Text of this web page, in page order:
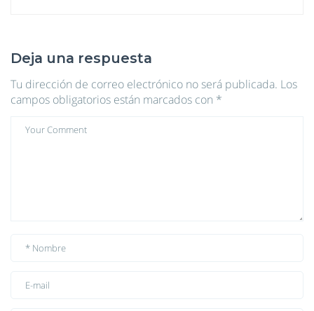
Deja una respuesta
Tu dirección de correo electrónico no será publicada. Los
campos obligatorios están marcados con *